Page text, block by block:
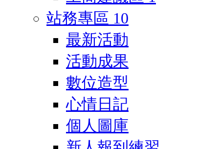
站務專區 10
最新活動
活動成果
數位造型
心情日記
個人圖庫